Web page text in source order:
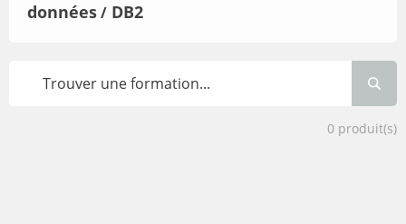
données/ DB2
0 produit(s)